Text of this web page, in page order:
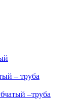
– труба
–труба